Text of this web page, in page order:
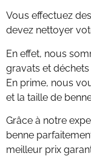
Vous effectuez
devez nettoyer
En effet, nous
gravats et
En prime, nous
et la taille de
Grâce à notre
benne
meilleur prix